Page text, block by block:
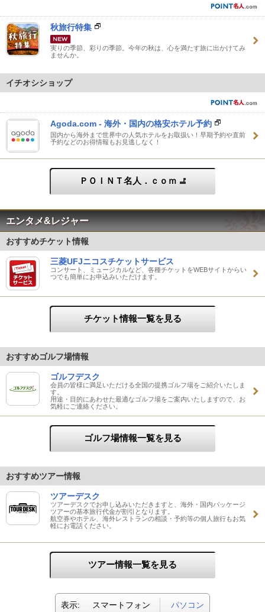
秋旅行特集
実りの季節、彩りの季節。今年の秋は、心を満たす旅に出かけてみ
ませんか。
イチオシショップ
Agoda.com - 海外・国内の格安ホテル予約
国内から海外まで世界中の人気ホテルをお取扱い！早期予約や直前
予約などのお得情報もお見逃しなく！
ＰＯＩＮＴ名人．ｃｏｍ
エンタメ&レジャー
おすすめチケット情報
三菱UFJニコスチケットサービス
コンサート、ミュージカルなど、各種チケットをWEBサイトからい
つでも簡単にお申込みいただけます。
チケット情報一覧を見る
おすすめゴルフ場情報
ゴルフデスク
会員の皆様に満足いただける全国の提携ゴルフ場をご紹介いたしま
す。
用途・目的にあわせた最適なゴルフ場をご案内いたしますので、お
気軽にご連絡ください。
ゴルフ場情報一覧を見る
おすすめツアー情報
ツアーデスク
ツアーデスクでお申し込みいただきますと、海外・国内パッケージ
ツアーの基本旅行代金が割引となります。
航空券やホテル、海外レストランの相談・予約等の個人旅行もお気
軽にお電話ください。
ツアー情報一覧を見る
表示: スマートフォン パソコン